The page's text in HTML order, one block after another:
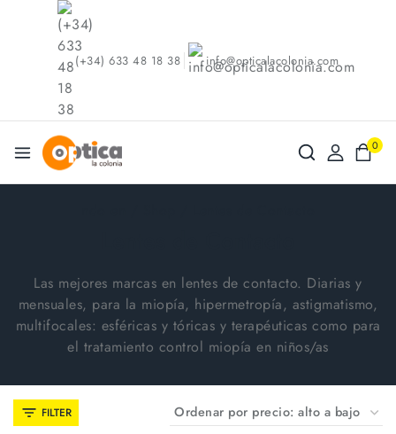
(+34) 633 48 18 38 info@opticalacolonia.com
0
Las mejores marcas en lentes de contacto. Diarias y
mensuales, para la miopía, hipermetropía, astigmatismo,
multifocales: esféricas y tóricas y terapéuticas como para
el tratamiento control miopía en niños/as
FILTER